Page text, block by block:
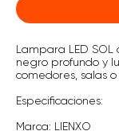
Lampara LED
negro profundo y
comedores, salas
Especificaciones:
Marca: LIENXO